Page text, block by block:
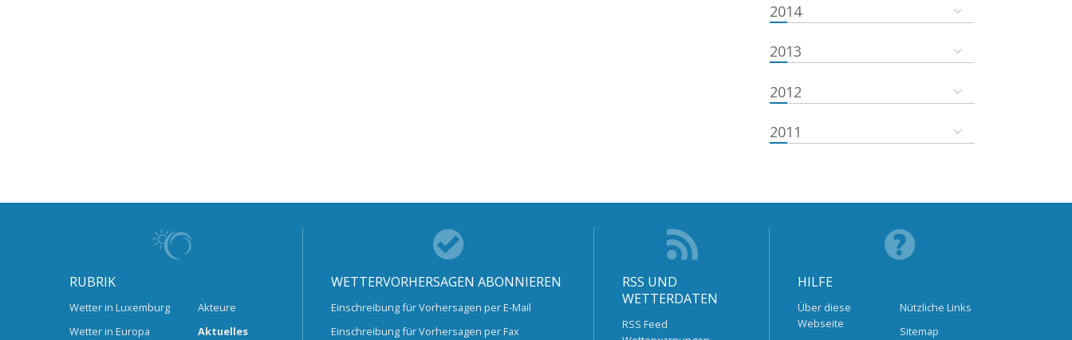
2014
2013
2012
2011
RUBRIK
Wetter in Luxemburg
Wetter in Europa
Akteure
Aktuelles
WETTERVORHERSAGEN ABONNIEREN
Einschreibung für Vorhersagen per E-Mail
Einschreibung für Vorhersagen per Fax
RSS UND
WETTERDATEN
RSS Feed
HILFE
Über diese
Webseite
Nützliche Links
Sitemap